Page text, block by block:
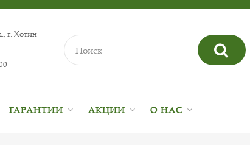
г. Хотин
ГАРАНТИИ АКЦИИ О НАС